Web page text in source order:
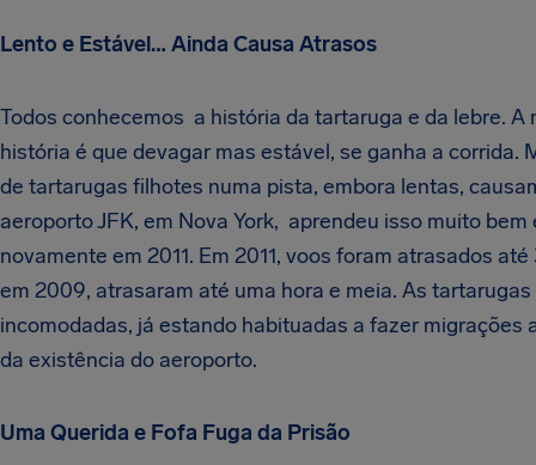
Lento e Estável… Ainda Causa Atrasos
Todos conhecemos a história da tartaruga e da lebre. A
história é que devagar mas estável, se ganha a corrida.
de tartarugas filhotes numa pista, embora lentas,
aeroporto JFK, em Nova York, aprendeu isso muito
novamente em 2011. Em 2011, voos foram atrasados
em 2009, atrasaram até uma hora e meia. As
incomodadas, já estando habituadas a fazer migrações
da existência do aeroporto.
Uma Querida e Fofa Fuga da Prisão